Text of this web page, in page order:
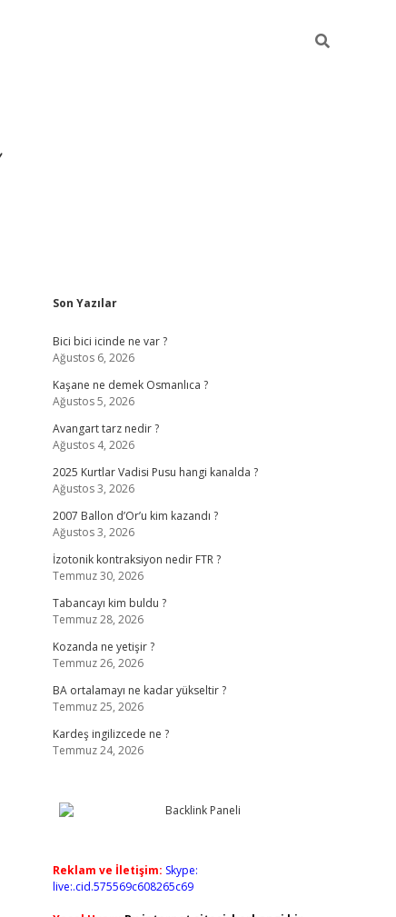
Sidebar
Son Yazılar
Bici bici icinde ne var ?
Ağustos 6, 2026
Kaşane ne demek Osmanlıca ?
Ağustos 5, 2026
Avangart tarz nedir ?
Ağustos 4, 2026
2025 Kurtlar Vadisi Pusu hangi kanalda ?
Ağustos 3, 2026
2007 Ballon d’Or’u kim kazandı ?
Ağustos 3, 2026
İzotonik kontraksiyon nedir FTR ?
Temmuz 30, 2026
Tabancayı kim buldu ?
Temmuz 28, 2026
Kozanda ne yetişir ?
Temmuz 26, 2026
BA ortalamayı ne kadar yükseltir ?
Temmuz 25, 2026
Kardeş ingilizcede ne ?
Temmuz 24, 2026
Reklam ve İletişim: Skype:
live:.cid.575569c608265c69